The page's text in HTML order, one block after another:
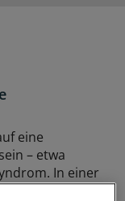
eine
– etwa
In einer
der